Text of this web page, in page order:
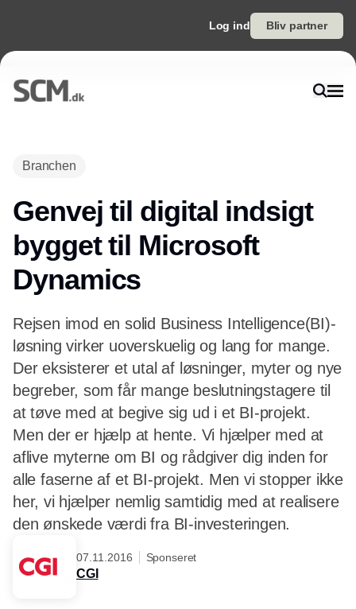
Log ind Bliv partner
Branchen
Genvej til digital indsigt 
bygget til Microsoft
Dynamics
Rejsen imod en solid Business Intelligence(BI)-
løsning virker uoverskuelig og lang for mange.
Der eksisterer et utal af løsninger, myter og nye
begreber, som får mange beslutningstagere til
at tøve med at begive sig ud i et BI-projekt.
Men der er hjælp at hente. Vi hjælper med at
aflive myterne om BI og rådgiver dig inden for
alle faserne af et BI-projekt. Men vi stopper ikke
her, vi hjælper nemlig samtidig med at realisere
den ønskede værdi fra BI-investeringen.
07.11.2016 Sponseret
CGI